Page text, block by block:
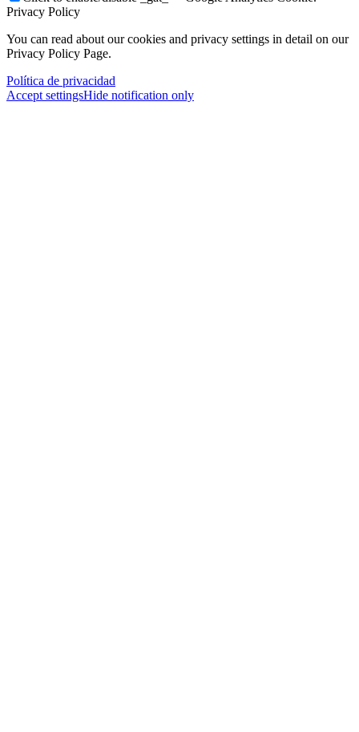
Privacy Policy
You can read about our cookies and privacy settings in detail on our
Privacy Policy Page.
Política de privacidad
Accept settingsHide notification only